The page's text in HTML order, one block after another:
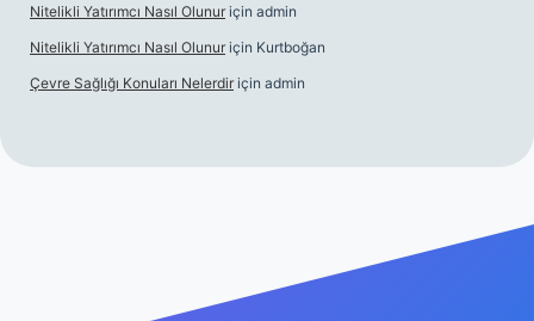
Nitelikli Yatırımcı Nasıl Olunur için admin
Nitelikli Yatırımcı Nasıl Olunur için Kurtboğan
Çevre Sağlığı Konuları Nelerdir için admin